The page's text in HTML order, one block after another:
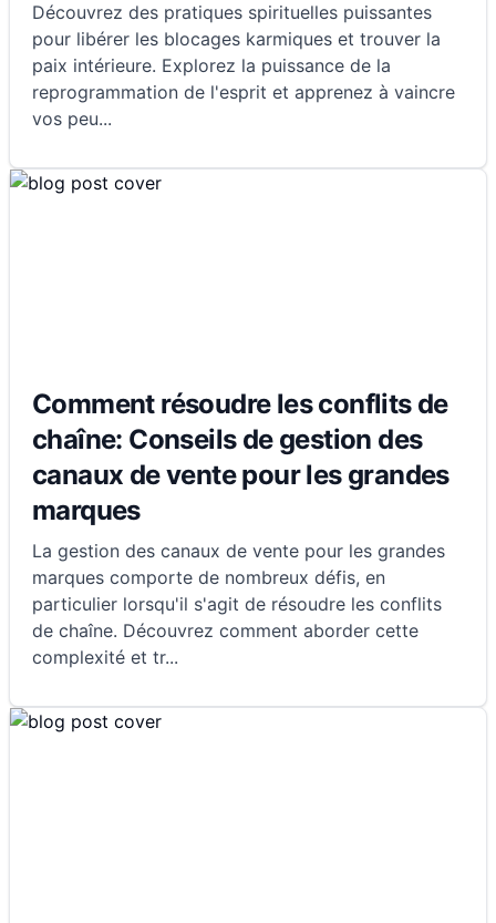
Découvrez des pratiques spirituelles puissantes
pour libérer les blocages karmiques et trouver la
paix intérieure. Explorez la puissance de la
reprogrammation de l'esprit et apprenez à vaincre
vos peu...
Comment résoudre les conflits de
chaîne: Conseils de gestion des
canaux de vente pour les grandes
marques
La gestion des canaux de vente pour les grandes
marques comporte de nombreux défis, en
particulier lorsqu'il s'agit de résoudre les conflits
de chaîne. Découvrez comment aborder cette
complexité et tr...